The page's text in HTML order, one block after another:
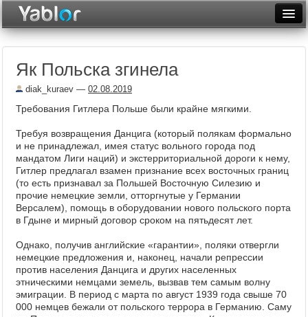
Неделя
Архив
Фототоп
Видеотоп
Як Польска згинела
diak_kuraev — 02.08.2019
Требования Гитлера Польше были крайне мягкими.
Требуя возвращения Данцига (который полякам формально
и не принадлежал, имея статус вольного города под
мандатом Лиги наций) и экстерриториальной дороги к нему,
Гитлер предлагал взамен признание всех восточных границ
(то есть признавал за Польшей Восточную Силезию и
прочие немецкие земли, отторгнутые у Германии
Версалем), помощь в оборудовании нового польского порта
в Гдыне и мирный договор сроком на пятьдесят лет.
Однако, получив английские «гарантии», поляки отвергли
немецкие предложения и, наконец, начали репрессии
против населения Данцига и других населенных
этническими немцами земель, вызвав тем самым волну
эмиграции. В период с марта по август 1939 года свыше 70
000 немцев бежали от польского террора в Германию. Саму